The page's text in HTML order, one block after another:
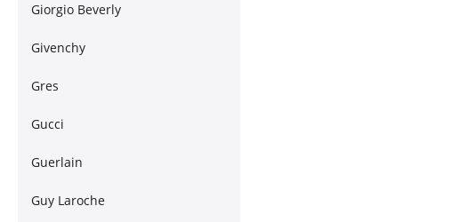
Giorgio Beverly
Givenchy
Gres
Gucci
Guerlain
Guy Laroche